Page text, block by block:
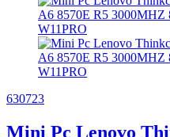
630723
Mini Pc Lenovo